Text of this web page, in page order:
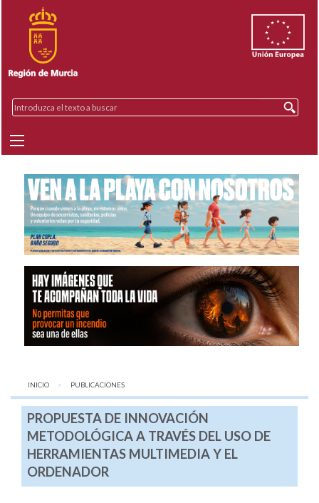
INICIO AQUÍ:
PUBLICACIONES
PROPUESTA DE INNOVACIÓN
METODOLÓGICA A TRAVÉS DEL USO DE
HERRAMIENTAS MULTIMEDIA Y EL
ORDENADOR